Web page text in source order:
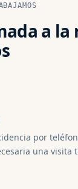
a la
por
una visita